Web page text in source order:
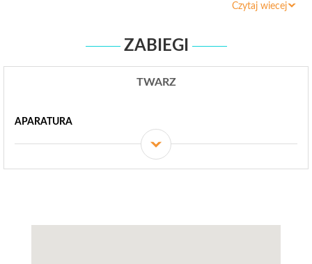
Czytaj wiecej
ZABIEGI
TWARZ
APARATURA